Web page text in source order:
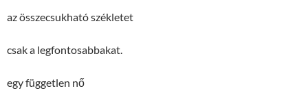
az összecsukható székletet
csak a legfontosabbakat.
egy független nő